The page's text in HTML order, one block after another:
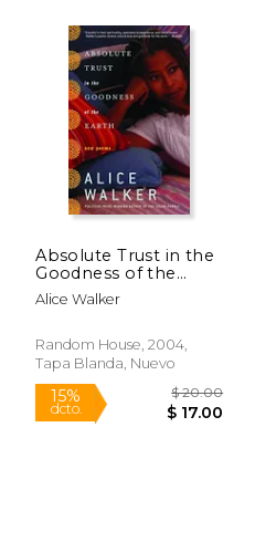
dcto. $ 15.87
Absolute Trust in the
Goodness of the
Earth: New Poems
(en Inglés)
Alice Walker
Random House, 2004,
Tapa Blanda, Nuevo